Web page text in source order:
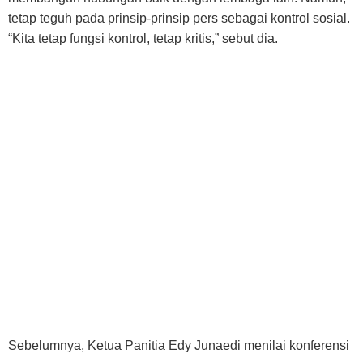
tetap teguh pada prinsip-prinsip pers sebagai kontrol sosial.
“Kita tetap fungsi kontrol, tetap kritis,” sebut dia.
Sebelumnya, Ketua Panitia Edy Junaedi menilai konferensi